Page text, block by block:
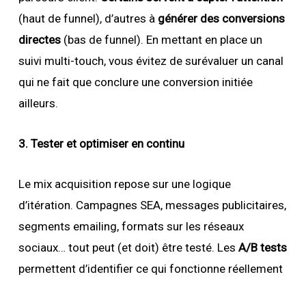
(haut de funnel), d’autres à générer des conversions
directes(bas de funnel). En mettant en place un
suivi multi-touch, vous évitez de surévaluer un canal
qui ne fait que conclure une conversion initiée
ailleurs.
3. Tester et optimiser en continu
Le mix acquisition repose sur une logique
d’itération. Campagnes SEA, messages publicitaires,
segments emailing, formats sur les réseaux
sociaux… tout peut (et doit) être testé. Les A/B tests
permettent d’identifier ce qui fonctionne réellement